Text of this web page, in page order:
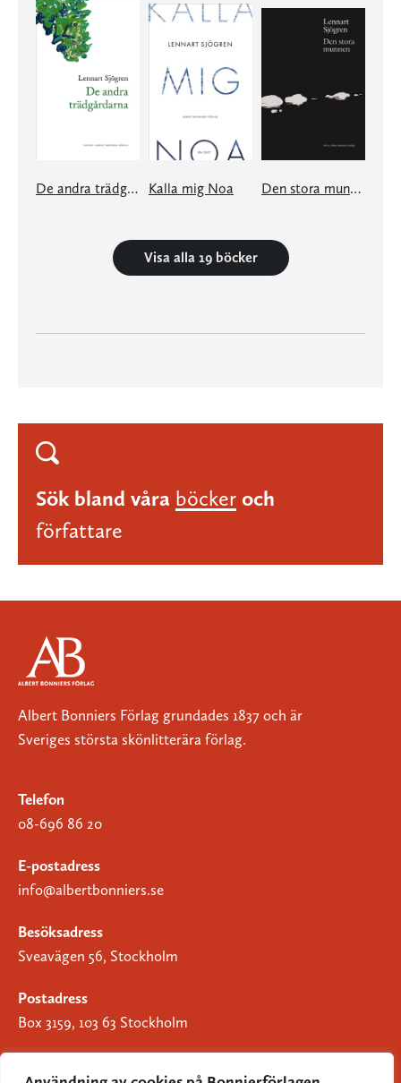
De andra trädgårdarna Kalla mig Noa Den stora munnen
Visa alla 19 böcker
Sök bland våra böcker och
författare
Albert Bonniers Förlag grundades 1837 och är
Sveriges största skönlitterära förlag.
Telefon
08-696 86 20
E-postadress
info@albertbonniers.se
Besöksadress
Sveavägen 56, Stockholm
Postadress
Box 3159, 103 63 Stockholm